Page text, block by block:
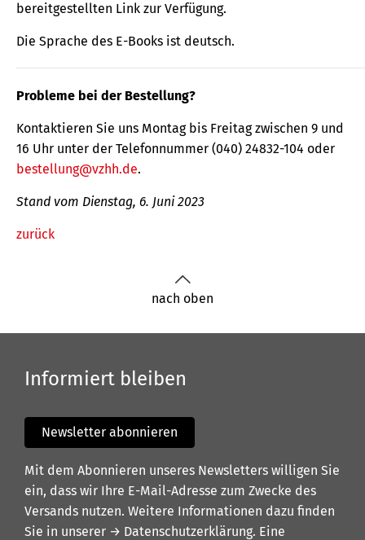
bereitgestellten Link zur Verfügung.
Die Sprache des E-Books ist deutsch.
Probleme bei der Bestellung?
Kontaktieren Sie uns Montag bis Freitag zwischen 9 und
16 Uhr unter der Telefonnummer (040) 24832-104 oder
bestellung@vzhh.de.
Stand vom Dienstag, 6. Juni 2023
zurück
nach oben
Informiert bleiben
Newsletter abonnieren
Mit dem Abonnieren unseres Newsletters willigen Sie
ein, dass wir Ihre E-Mail-Adresse zum Zwecke des
Versands nutzen. Weitere Informationen dazu finden
Sie in unserer → Datenschutzerklärung. Eine